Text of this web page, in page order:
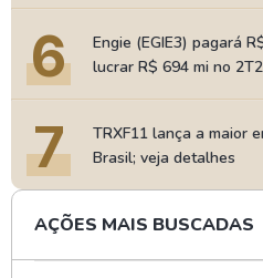
6
Engie (EGIE3) pagará
lucrar R$ 694 mi no
7
TRXF11 lança a maior
Brasil; veja detalhes
AÇÕES MAIS BUSCADAS